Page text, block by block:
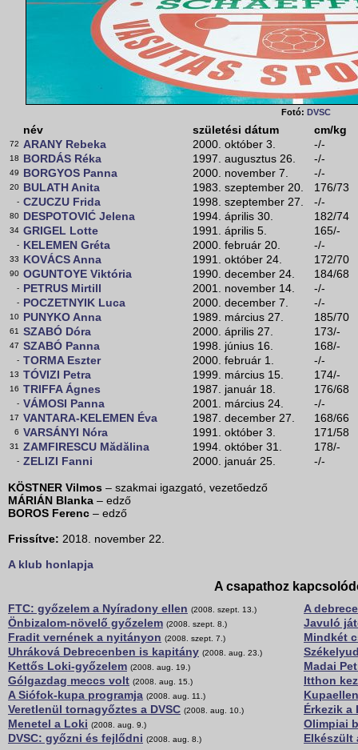
Fotó: DVSC
név születési dátum cm/kg
72 ARANY Rebeka 2000. október 3. -/-
18 BORDÁS Réka 1997. augusztus 26. -/-
49 BORGYOS Panna 2000. november 7. -/-
20 BULATH Anita 1983. szeptember 20. 176/73
- CZUCZU Frida 1998. szeptember 27. -/-
80 DESPOTOVIĆ Jelena 1994. április 30. 182/74
34 GRIGEL Lotte 1991. április 5. 165/-
- KELEMEN Gréta 2000. február 20. -/-
33 KOVÁCS Anna 1991. október 24. 172/70
90 OGUNTOYE Viktória 1990. december 24. 184/68
- PETRUS Mirtill 2001. november 14. -/-
- POCZETNYIK Luca 2000. december 7. -/-
10 PUNYKO Anna 1989. március 27. 185/70
61 SZABÓ Dóra 2000. április 27. 173/-
47 SZABÓ Panna 1998. június 16. 168/-
- TORMA Eszter 2000. február 1. -/-
13 TÓVIZI Petra 1999. március 15. 174/-
16 TRIFFA Ágnes 1987. január 18. 176/68
- VÁMOSI Panna 2001. március 24. -/-
17 VANTARA-KELEMEN Éva 1987. december 27. 168/66
6 VARSÁNYI Nóra 1991. október 3. 171/58
31 ZAMFIRESCU Mădălina 1994. október 31. 178/-
- ZELIZI Fanni 2000. január 25. -/-
KÖSTNER Vilmos – szakmai igazgató, vezetőedző
MÁRIÁN Blanka – edző
BOROS Ferenc – edző
Frissítve: 2018. november 22.
A klub honlapja
A csapathoz
FTC: győzelem a Nyíradony ellen (2008. szept. 13.)
Önbizalom-növelő győzelem (2008. szept. 8.)
Fradit vernének a nyitányon (2008. szept. 7.)
Uhráková Debrecenben is kapitány (2008. aug. 23.)
Kettős Loki-győzelem (2008. aug. 19.)
Gólgazdag meccs volt (2008. aug. 15.)
A Siófok-kupa programja (2008. aug. 11.)
Veretlenül tornagyőztes a DVSC (2008. aug. 10.)
Menetel a Loki (2008. aug. 9.)
DVSC: győzni és fejlődni (2008. aug. 8.)
A
Javuló
Mindkét
Madai
Itthon
Érkezik a
Olimpiai
Elkészült